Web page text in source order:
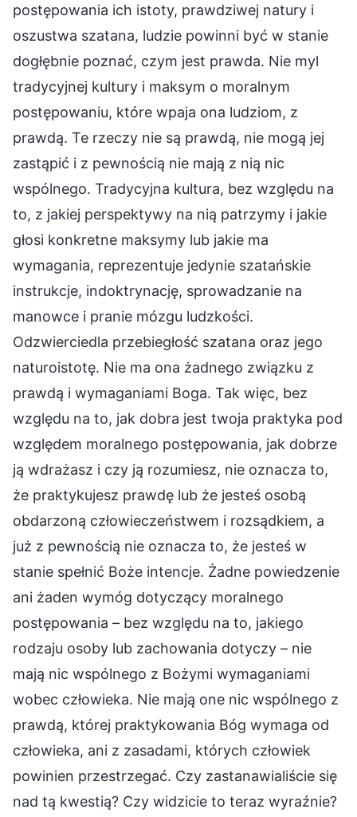
postępowania ich istoty, prawdziwej natury i
oszustwa szatana, ludzie powinni być w stanie
dogłębnie poznać, czym jest prawda. Nie myl
tradycyjnej kultury i maksym o moralnym
postępowaniu, które wpaja ona ludziom, z
prawdą. Te rzeczy nie są prawdą, nie mogą jej
zastąpić i z pewnością nie mają z nią nic
wspólnego. Tradycyjna kultura, bez względu na
to, z jakiej perspektywy na nią patrzymy i jakie
głosi konkretne maksymy lub jakie ma
wymagania, reprezentuje jedynie szatańskie
instrukcje, indoktrynację, sprowadzanie na
manowce i pranie mózgu ludzkości.
Odzwierciedla przebiegłość szatana oraz jego
naturoistotę. Nie ma ona żadnego związku z
prawdą i wymaganiami Boga. Tak więc, bez
względu na to, jak dobra jest twoja praktyka pod
względem moralnego postępowania, jak dobrze
ją wdrażasz i czy ją rozumiesz, nie oznacza to,
że praktykujesz prawdę lub że jesteś osobą
obdarzoną człowieczeństwem i rozsądkiem, a
już z pewnością nie oznacza to, że jesteś w
stanie spełnić Boże intencje. Żadne powiedzenie
ani żaden wymóg dotyczący moralnego
postępowania – bez względu na to, jakiego
rodzaju osoby lub zachowania dotyczy – nie
mają nic wspólnego z Bożymi wymaganiami
wobec człowieka. Nie mają one nic wspólnego z
prawdą, której praktykowania Bóg wymaga od
człowieka, ani z zasadami, których człowiek
powinien przestrzegać. Czy zastanawialiście się
nad tą kwestią? Czy widzicie to teraz wyraźnie?